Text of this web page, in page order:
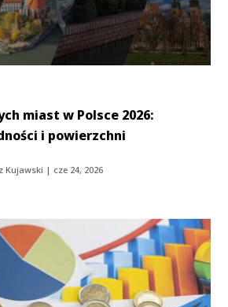
miast w Polsce 2026:
i powierzchni
Kujawski | cze 24, 2026